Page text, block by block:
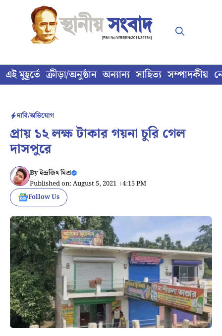
content
এই মুহূর্তে ক্রীড়া/অনুষ্ঠান অন্যান্য সাহিত্য সম্পাদকীয়
দাবি/অভিযোগ
প্রায় ১২ লক্ষ টাকার গয়না চুরি গেল
দাসপুরে
Byইন্দ্রজিৎ মিশ্র
Published on: August 5, 2021 । 4:15 PM
Follow Us